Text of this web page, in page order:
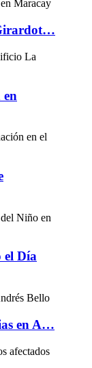
en
el Día
en A…